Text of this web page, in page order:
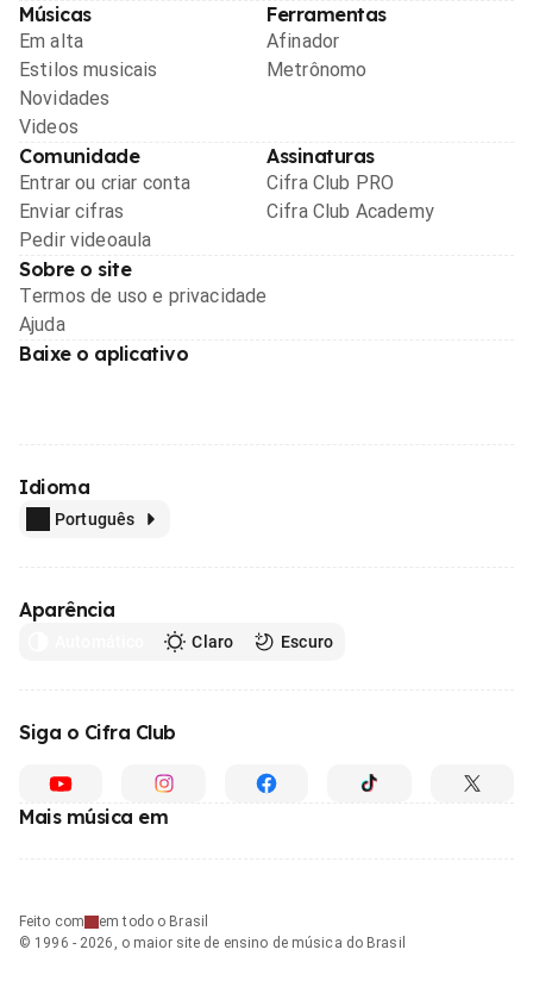
Músicas
Em alta
Estilos musicais
Novidades
Videos
Ferramentas
Afinador
Metrônomo
Comunidade
Entrar ou criar conta
Enviar cifras
Pedir videoaula
Assinaturas
Cifra Club PRO
Cifra Club Academy
Sobre o site
Termos de uso e privacidade
Ajuda
Baixe o aplicativo
Idioma
Português
Aparência
Claro Escuro
Siga o Cifra Club
Mais música em
Feito com
em todo o Brasil
© 1996 - 2026, o maior site de ensino de música do Brasil